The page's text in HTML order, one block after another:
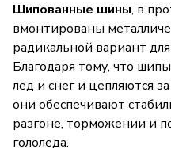
Шипованные шины, в
вмонтированы
радикальной вариант
Благодаря тому, что
лед и снег и цепляются
они обеспечивают
разгоне, торможении и
гололеда.